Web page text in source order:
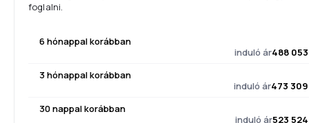
foglalni.
6 hónappal korábban
induló ár488
3 hónappal korábban
induló ár473
30 nappal korábban
induló ár523